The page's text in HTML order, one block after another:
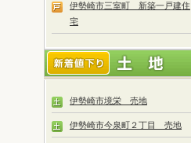
伊勢崎市三室町 新築一戸建住
宅
伊勢崎市境栄 売地
伊勢崎市今泉町２丁目 売地